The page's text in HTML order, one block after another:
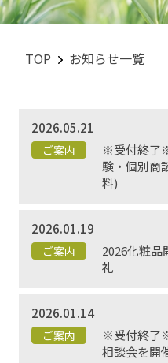
FAQ よくあるご質問
TOP お知らせ一覧
2026.05.21
ご案内
※受付終了
験・個別商
料)
2026.01.19
ご案内
2026化粧
礼
2026.01.14
ご案内
※受付終了
相談会を開